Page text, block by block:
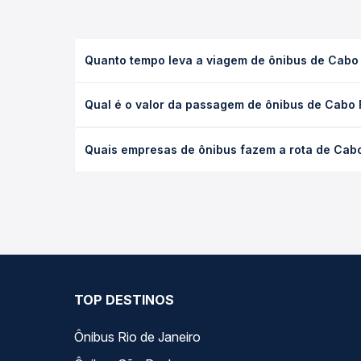
Quanto tempo leva a viagem de ônibus de
serviço (convencional, executivo ou leito) e as
Qual é o valor da passagem de ônibus de
viagem, a empresa, o tipo de poltrona e a
Quais empresas de ônibus fazem a rota de
TOP DESTINOS
Ônibus Rio de Janeiro